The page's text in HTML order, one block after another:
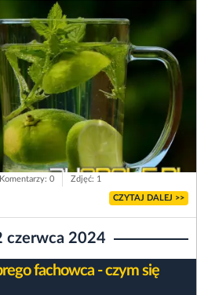
Komentarzy: 0 Zdjęć: 1
CZYTAJ DALEJ >>
czerwca 2024
fachowca - czym się